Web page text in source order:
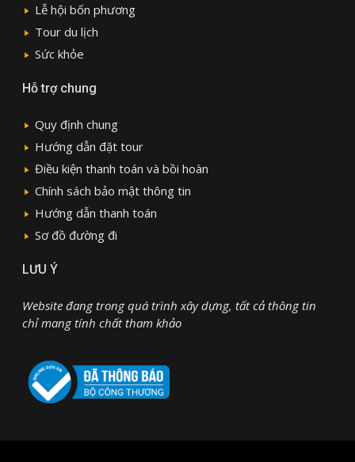
Lễ hội bốn phương
Tour du lịch
Sức khỏe
Hỗ trợ chung
Quy định chung
Hướng dẫn đặt tour
Điều kiện thanh toán và bồi hoàn
Chính sách bảo mật thông tin
Hướng dẫn thanh toán
Sơ đồ đường đi
LƯU Ý
Website đang trong quá trình xây dựng, tất cả thông tin
chỉ mang tính chất tham khảo